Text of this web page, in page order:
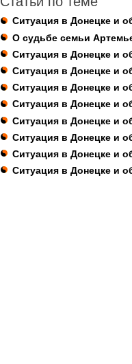
Ситуация в Донецке и
О судьбе семьи
Ситуация в Донецке и
Ситуация в Донецке и
Ситуация в Донецке и
Ситуация в Донецке и
Ситуация в Донецке и
Ситуация в Донецке и
Ситуация в Донецке и
Ситуация в Донецке и